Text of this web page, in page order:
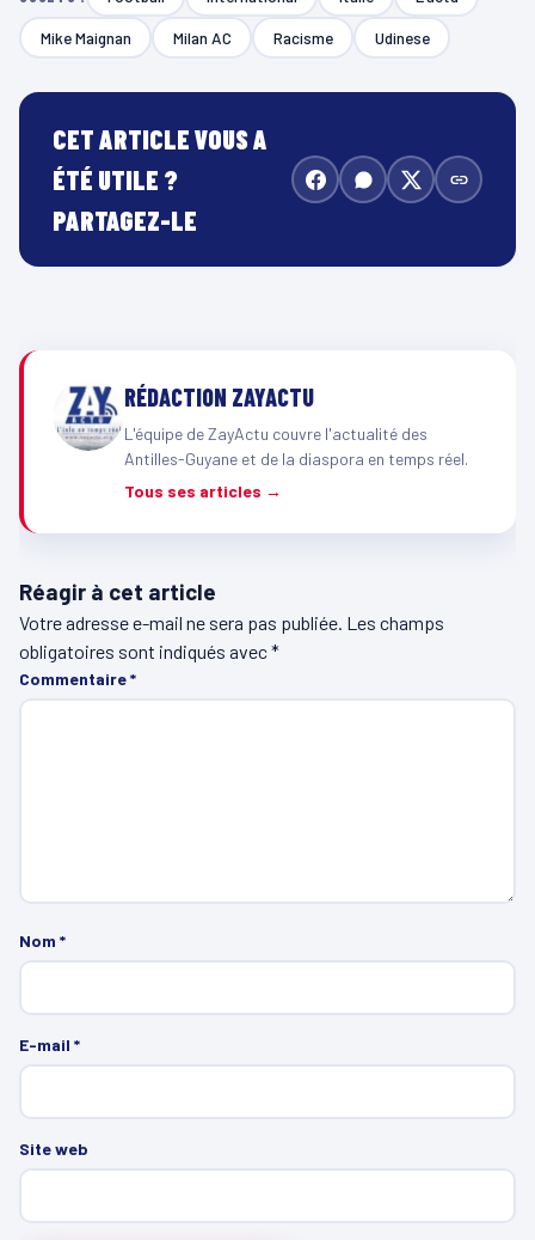
Mike Maignan Milan AC Racisme Udinese
CET ARTICLE VOUS A
ÉTÉ UTILE ?
PARTAGEZ-LE
RÉDACTION ZAYACTU
L'équipe de ZayActu couvre l'actualité des
Antilles-Guyane et de la diaspora en temps réel.
Tous ses articles →
Réagir à cet article
Votre adresse e-mail ne sera pas publiée. Les champs
obligatoires sont indiqués avec*
Commentaire*
Nom *
E-mail *
Site web